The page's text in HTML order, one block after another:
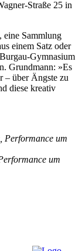
Straße 25 in
Sammlung
einem Satz oder
Gymnasium
Grundmann: »Es
– über Ängste zu
diese kreativ
Performance um
um